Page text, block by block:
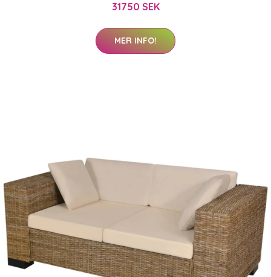
31750 SEK
MER INFO!